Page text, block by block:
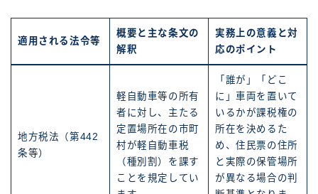
適用される法令等
概要と主な条文の
解釈
実務上の意義と対
応のポイント
地方税法（第442
条等）
軽自動車等の所有
者に対し、主たる
定置場所在の市町
村が軽自動車税
（種別割）を課す
ことを規定してい
「誰が」「どこ
に」車両を置いて
いるかが課税権の
所在を決めるた
め、住民票の住所
と実際の保管場所
が異なる場合の判